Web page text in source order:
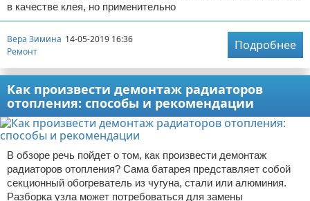
в качестве клея, но применительно
Вера Зимина 14-05-2019 16:36
Ремонт
Подробнее
Как произвести демонтаж радиаторов
отопления: способы и рекомендации
В обзоре речь пойдет о том, как произвести демонтаж
радиаторов отопления? Сама батарея представляет собой
секционный обогреватель из чугуна, стали или алюминия.
Разборка узла может потребоваться для замены